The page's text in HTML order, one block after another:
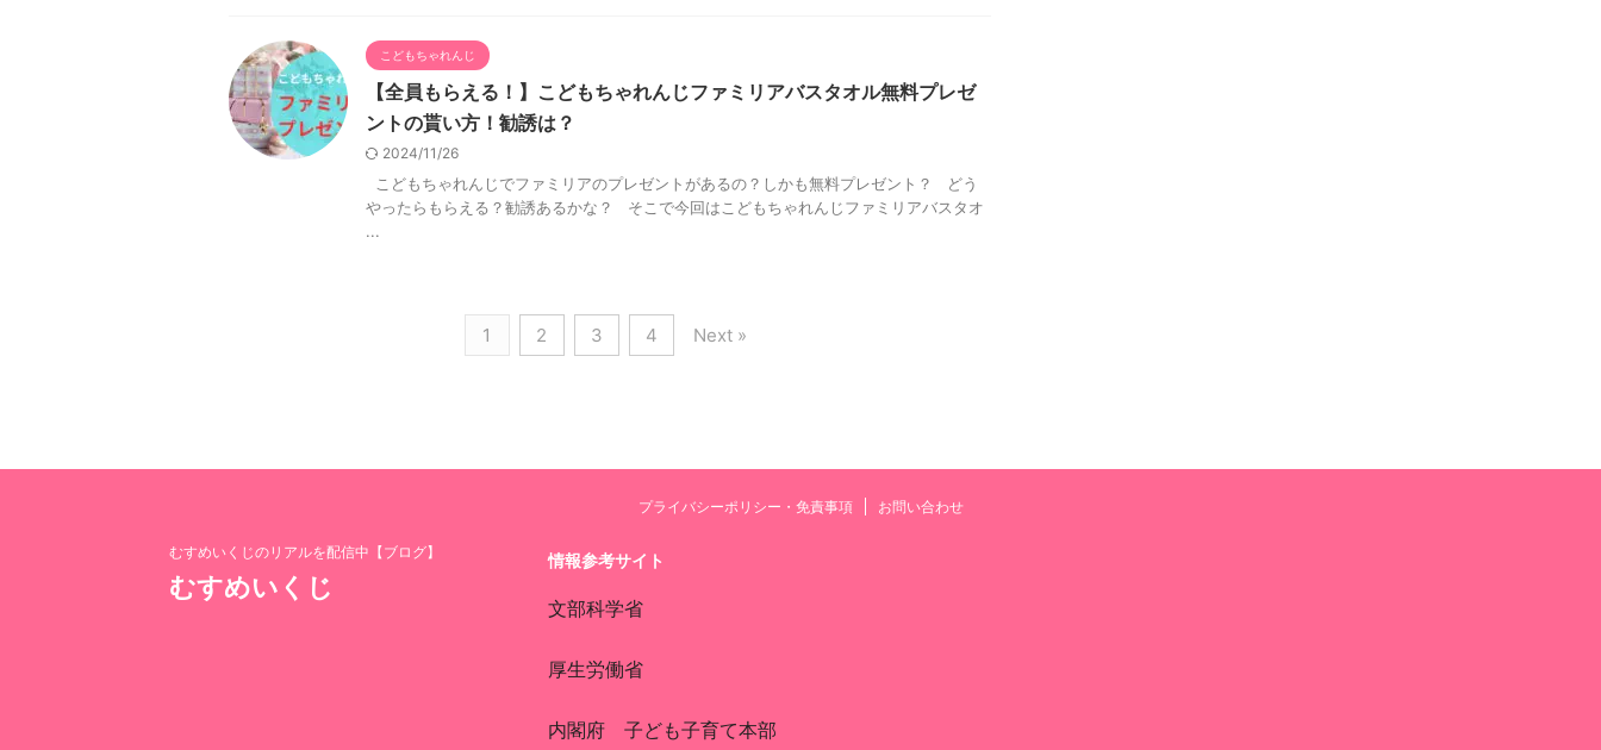
こどもちゃれんじ
【全員もらえる！】こどもちゃれんじファミリアバスタオル無料プレゼ
ントの貰い方！勧誘は？
2024/11/26
こどもちゃれんじでファミリアのプレゼントがあるの？しかも無料プレゼント？ どう
やったらもらえる？勧誘あるかな？ そこで今回はこどもちゃれんじファミリアバスタオ
...
1 2 3 4 Next »
プライバシーポリシー・免責事項 お問い合わせ
情報参考サイト
文部科学省
厚生労働省
内閣府 子ども子育て本部
むすめいくじのリアルを配信中【ブログ】
むすめいくじ